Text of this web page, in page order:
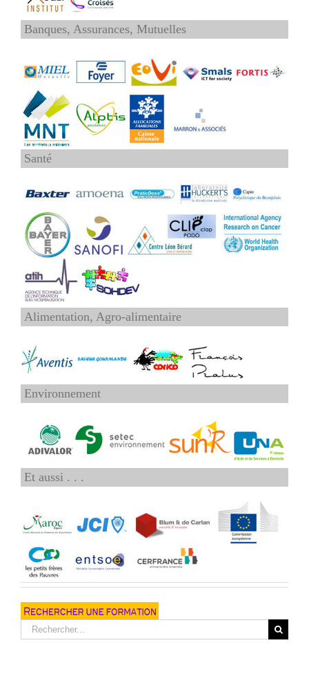
Banques, Assurances, Mutuelles
Santé
Alimentation, Agro-alimentaire
Environnement
Et aussi . . .
Rechercher: